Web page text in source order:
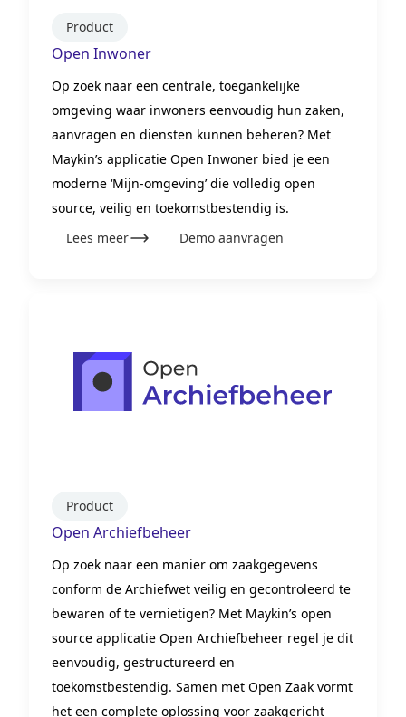
Product
Open Inwoner
Op zoek naar een centrale, toegankelijke
omgeving waar inwoners eenvoudig hun zaken,
aanvragen en diensten kunnen beheren? Met
Maykin’s applicatie Open Inwoner bied je een
moderne ‘Mijn-omgeving’ die volledig open
source, veilig en toekomstbestendig is.
Lees meer
Demo aanvragen
Product
Open Archiefbeheer
Op zoek naar een manier om zaakgegevens
conform de Archiefwet veilig en gecontroleerd te
bewaren of te vernietigen? Met Maykin’s open
source applicatie Open Archiefbeheer regel je dit
eenvoudig, gestructureerd en
toekomstbestendig. Samen met Open Zaak vormt
het een complete oplossing voor zaakgericht